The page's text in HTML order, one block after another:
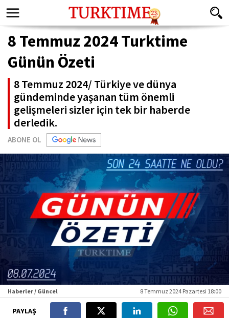
8 Temmuz 2024 Turktime
Günün Özeti
8 Temmuz 2024/ Türkiye ve dünya
gündeminde yaşanan tüm önemli
gelişmeleri sizler için tek bir haberde
derledik.
ABONE OL
Haberler / Güncel 8 Temmuz 2024 Pazartesi 18:00
PAYLAŞ